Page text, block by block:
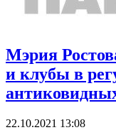
Мэрия
и клубы в
22.10.2021 13:08